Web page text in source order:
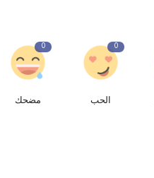
0
الحب
0
مضحك